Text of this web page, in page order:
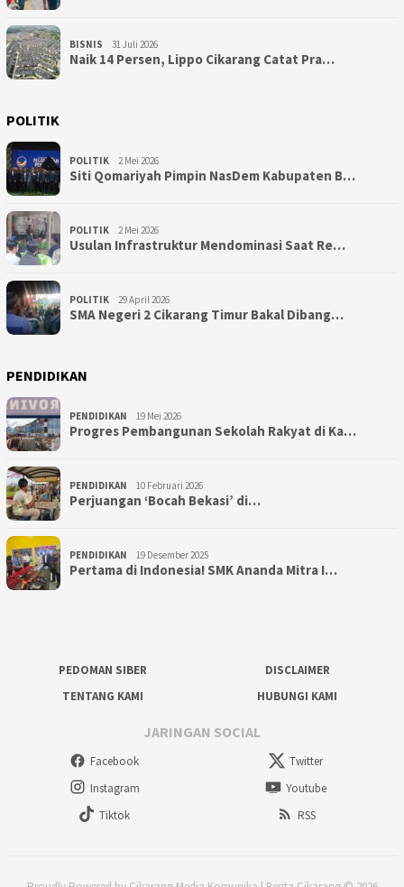
BISNIS 31 Juli 2026
Naik 14 Persen, Lippo Cikarang Catat Pra…
POLITIK
POLITIK 2 Mei 2026
Siti Qomariyah Pimpin NasDem Kabupaten B…
POLITIK 2 Mei 2026
Usulan Infrastruktur Mendominasi Saat Re…
POLITIK 29 April 2026
SMA Negeri 2 Cikarang Timur Bakal Dibang…
PENDIDIKAN
PENDIDIKAN 19 Mei 2026
Progres Pembangunan Sekolah Rakyat di Ka…
PENDIDIKAN 10 Februari 2026
Perjuangan ‘Bocah Bekasi’ di…
PENDIDIKAN 19 Desember 2025
Pertama di Indonesia! SMK Ananda Mitra I…
PEDOMAN SIBER
DISCLAIMER
TENTANG KAMI
HUBUNGI KAMI
JARINGAN SOCIAL
Facebook
Twitter
Instagram
Youtube
Tiktok
RSS